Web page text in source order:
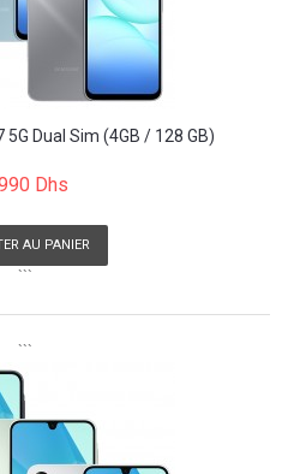
5G Dual Sim (4GB / 128 GB)
Dhs
AU PANIER
```
```